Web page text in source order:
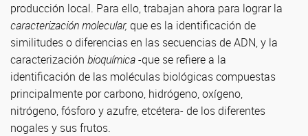
producción local. Para ello, trabajan ahora para lograr la
caracterización molecular, que es la identificación de
similitudes o diferencias en las secuencias de ADN, y la
caracterización bioquímica-que se refiere a la
identificación de las moléculas biológicas compuestas
principalmente por carbono, hidrógeno, oxígeno,
nitrógeno, fósforo y azufre, etcétera- de los diferentes
nogales y sus frutos.